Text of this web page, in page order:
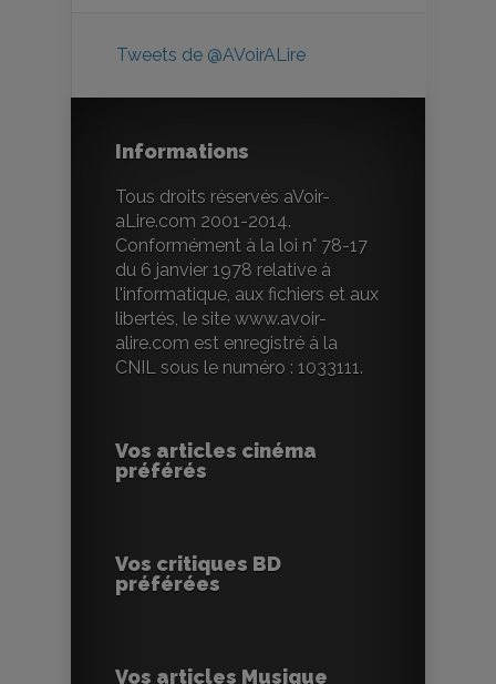
Tweets de @AVoirALire
Informations
Tous droits réservés aVoir-
aLire.com 2001-2014.
Conformément à la loi n° 78-17
du 6 janvier 1978 relative à
l'informatique, aux fichiers et aux
libertés, le site www.avoir-
alire.com est enregistré à la
CNIL sous le numéro : 1033111.
Vos articles cinéma
préférés
Vos critiques BD
préférées
Vos articles Musique